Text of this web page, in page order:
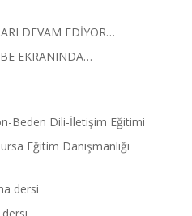
DEVAM EDİYOR…
EKRANINDA…
Beden Dili-İletişim Eğitimi
Eğitim Danışmanlığı
dersi